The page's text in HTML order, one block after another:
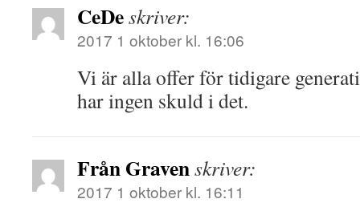
CeDeskriver:
2017 1 oktober kl. 16:06
Vi är alla offer för tidigare
har ingen skuld i det.
Från Gravenskriver:
2017 1 oktober kl. 16:11